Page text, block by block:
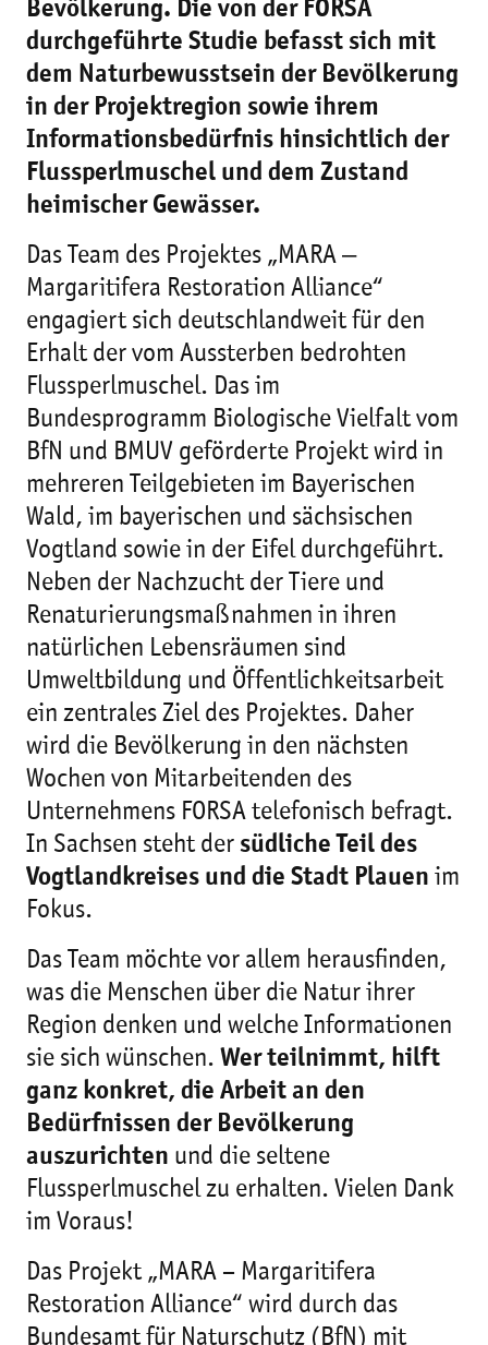
Bevölkerung. Die von der FORSA
durchgeführte Studie befasst sich mit
dem Naturbewusstsein der Bevölkerung
in der Projektregion sowie ihrem
Informationsbedürfnis hinsichtlich der
Flussperlmuschel und dem Zustand
heimischer Gewässer.
Das Team des Projektes „MARA ‒
Margaritifera Restoration Alliance“
engagiert sich deutschlandweit für den
Erhalt der vom Aussterben bedrohten
Flussperlmuschel. Das im
Bundesprogramm Biologische Vielfalt vom
BfN und BMUV geförderte Projekt wird in
mehreren Teilgebieten im Bayerischen
Wald, im bayerischen und sächsischen
Vogtland sowie in der Eifel durchgeführt.
Neben der Nachzucht der Tiere und
Renaturierungsmaßnahmen in ihren
natürlichen Lebensräumen sind
Umweltbildung und Öffentlichkeitsarbeit
ein zentrales Ziel des Projektes. Daher
wird die Bevölkerung in den nächsten
Wochen von Mitarbeitenden des
Unternehmens FORSA telefonisch befragt.
In Sachsen steht der südliche Teil des
Vogtlandkreises und die Stadt Plauen im
Fokus.
Das Team möchte vor allem herausfinden,
was die Menschen über die Natur ihrer
Region denken und welche Informationen
sie sich wünschen. Wer teilnimmt, hilft
ganz konkret, die Arbeit an den
Bedürfnissen der Bevölkerung
auszurichten und die seltene
Flussperlmuschel zu erhalten. Vielen Dank
im Voraus!
Das Projekt „MARA – Margaritifera
Restoration Alliance“ wird durch das
Bundesamt für Naturschutz (BfN) mit